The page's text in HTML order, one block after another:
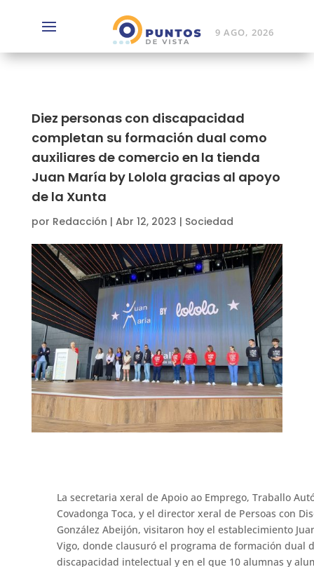
9 AGO, 2026
Diez personas con discapacidad
completan su formación dual como
auxiliares de comercio en la tienda
Juan María by Lolola gracias al apoyo
de la Xunta
por Redacción | Abr 12, 2023 | Sociedad
La secretaria xeral de Apoio ao Emprego, Traballo
Covadonga Toca, y el director xeral de Persoas con
González Abeijón, visitaron hoy el establecimiento
Vigo, donde clausuró el programa de formación dual
discapacidad intelectual y en el que 10 alumnas y